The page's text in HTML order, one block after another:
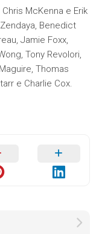
McKenna e Erik
Benedict
Jamie Foxx,
Tony Revolori,
Thomas
e Charlie Cox.